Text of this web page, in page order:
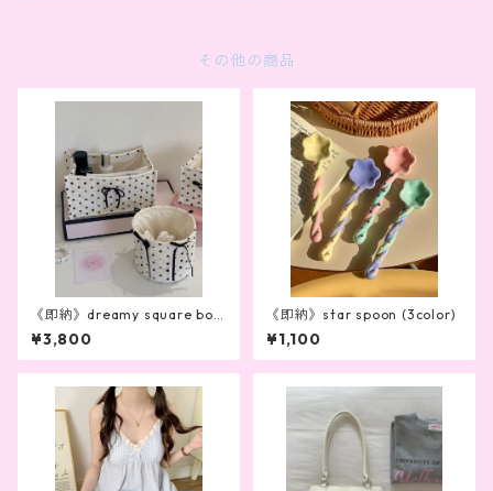
その他の商品
《即納》dreamy square box
(3colors)
¥3,800
《即納》star spoon (3color)
¥1,100